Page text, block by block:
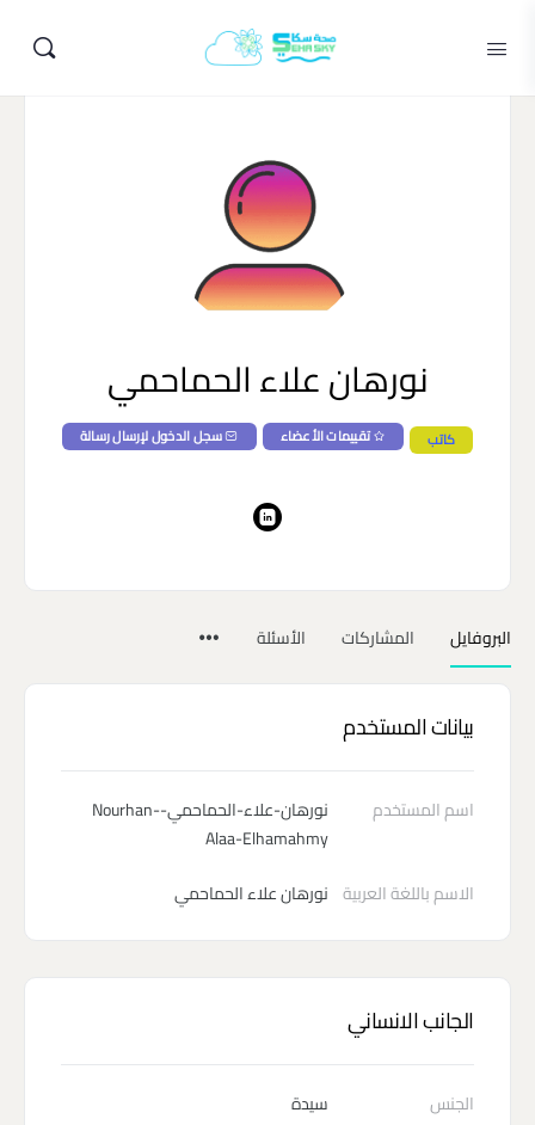
نورهان علاء الحماحمي
كاتب تقييمات الأعضاء سجل الدخول لإرسال رسالة
البروفايل المشاركات الأسئلة
بيانات المستخدم
اسم المستخدم
نورهان-علاء-الحماحمي-Nourhan-
Alaa-Elhamahmy
الاسم باللغة العربية نورهان علاء الحماحمي
الجانب الانساني
الجنس سيدة